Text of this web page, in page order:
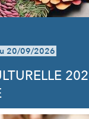
20/09/2026